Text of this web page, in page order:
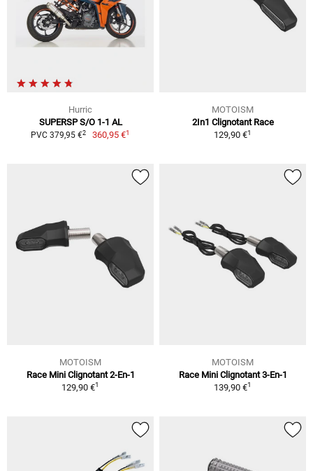
Hurric
SUPERSP S/O 1-1 AL
PVC 379,95 €2 360,95 €1
MOTOISM
2In1 Clignotant Race
129,90 €1
MOTOISM
Race Mini Clignotant 2-En-1
129,90 €1
MOTOISM
Race Mini Clignotant 3-En-1
139,90 €1